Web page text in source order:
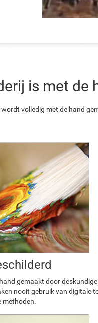
is met de
wordt volledig met de hand
gemaakt door
nooit gebruik van digitale
methoden.